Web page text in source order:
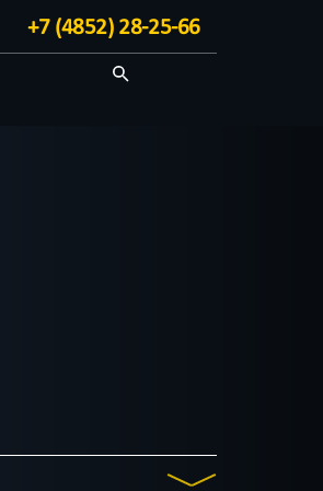
+7 (4852) 28-25-66